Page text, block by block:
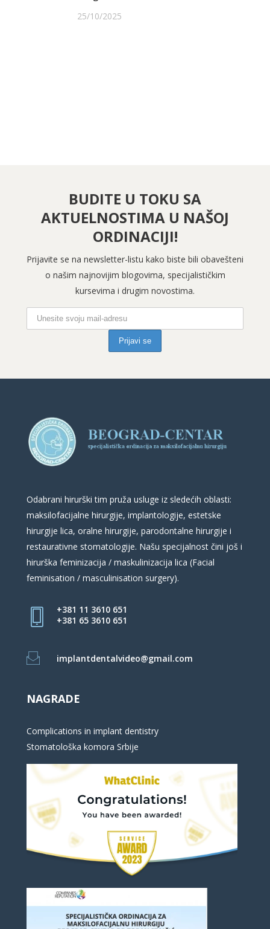
25/10/2025
BUDITE U TOKU SA
AKTUELNOSTIMA U NAŠOJ
ORDINACIJI!
Prijavite se na newsletter-listu kako biste bili obavešteni
o našim najnovijim blogovima, specijalističkim
kursevima i drugim novostima.
Odabrani hirurški tim pruža usluge iz sledećih oblasti:
maksilofacijalne hirurgije, implantologije, estetske
hirurgije lica, oralne hirurgije, parodontalne hirurgije i
restaurativne stomatologije. Našu specijalnost čini još i
hirurška feminizacija / maskulinizacija lica (Facial
feminisation / masculinisation surgery).
+381 11 3610 651
+381 65 3610 651
implantdentalvideo@gmail.com
NAGRADE
Complications in implant dentistry
Stomatološka komora Srbije